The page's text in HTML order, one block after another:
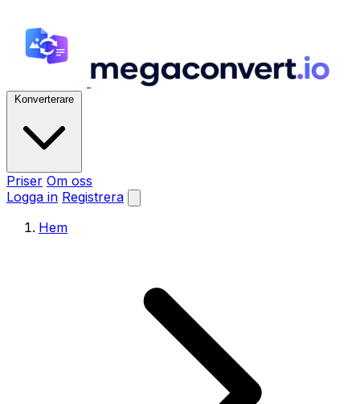
Konverterare
Priser Om oss
Logga in Registrera
Hem